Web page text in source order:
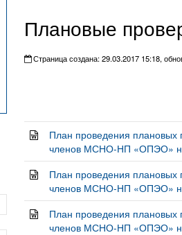
Плановые
Страница создана: 29.03.2017 15:18,
План проведения плановых
членов МСНО-НП «ОПЭО»
План проведения плановых
членов МСНО-НП «ОПЭО»
План проведения плановых
членов МСНО-НП «ОПЭО»